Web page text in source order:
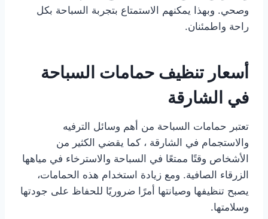
وصحي. وبهذا يمكنهم الاستمتاع بتجربة السباحة بكل
راحة واطمئنان.
أسعار تنظيف حمامات السباحة
في الشارقة
تعتبر حمامات السباحة من أهم وسائل الترفيه
والاستجمام في الشارقة ، كما يقضي الكثير من
الأشخاص وقتًا ممتعًا في السباحة والاسترخاء في مياهها
الزرقاء الصافية. ومع زيادة استخدام هذه الحمامات،
يصبح تنظيفها وصيانتها أمرًا ضروريًا للحفاظ على جودتها
وسلامتها.